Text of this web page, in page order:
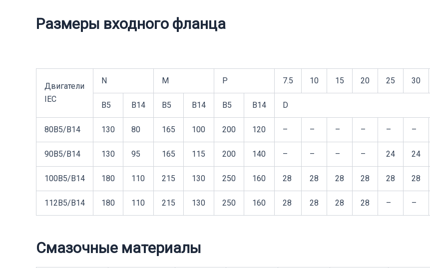
Размеры входного фланца
Двигатели
IEC
N M P 7.5 10 15 20 25 30
B5 B14 B5 B14 B5 B14 D
80B5/B14 130 80 165 100 200 120 – – – – – –
90B5/B14 130 95 165 115 200 140 – – – – 24 24
100B5/B14 180 110 215 130 250 160 28 28 28 28 28 28
112B5/B14 180 110 215 130 250 160 28 28 28 28 – –
Смазочные материалы